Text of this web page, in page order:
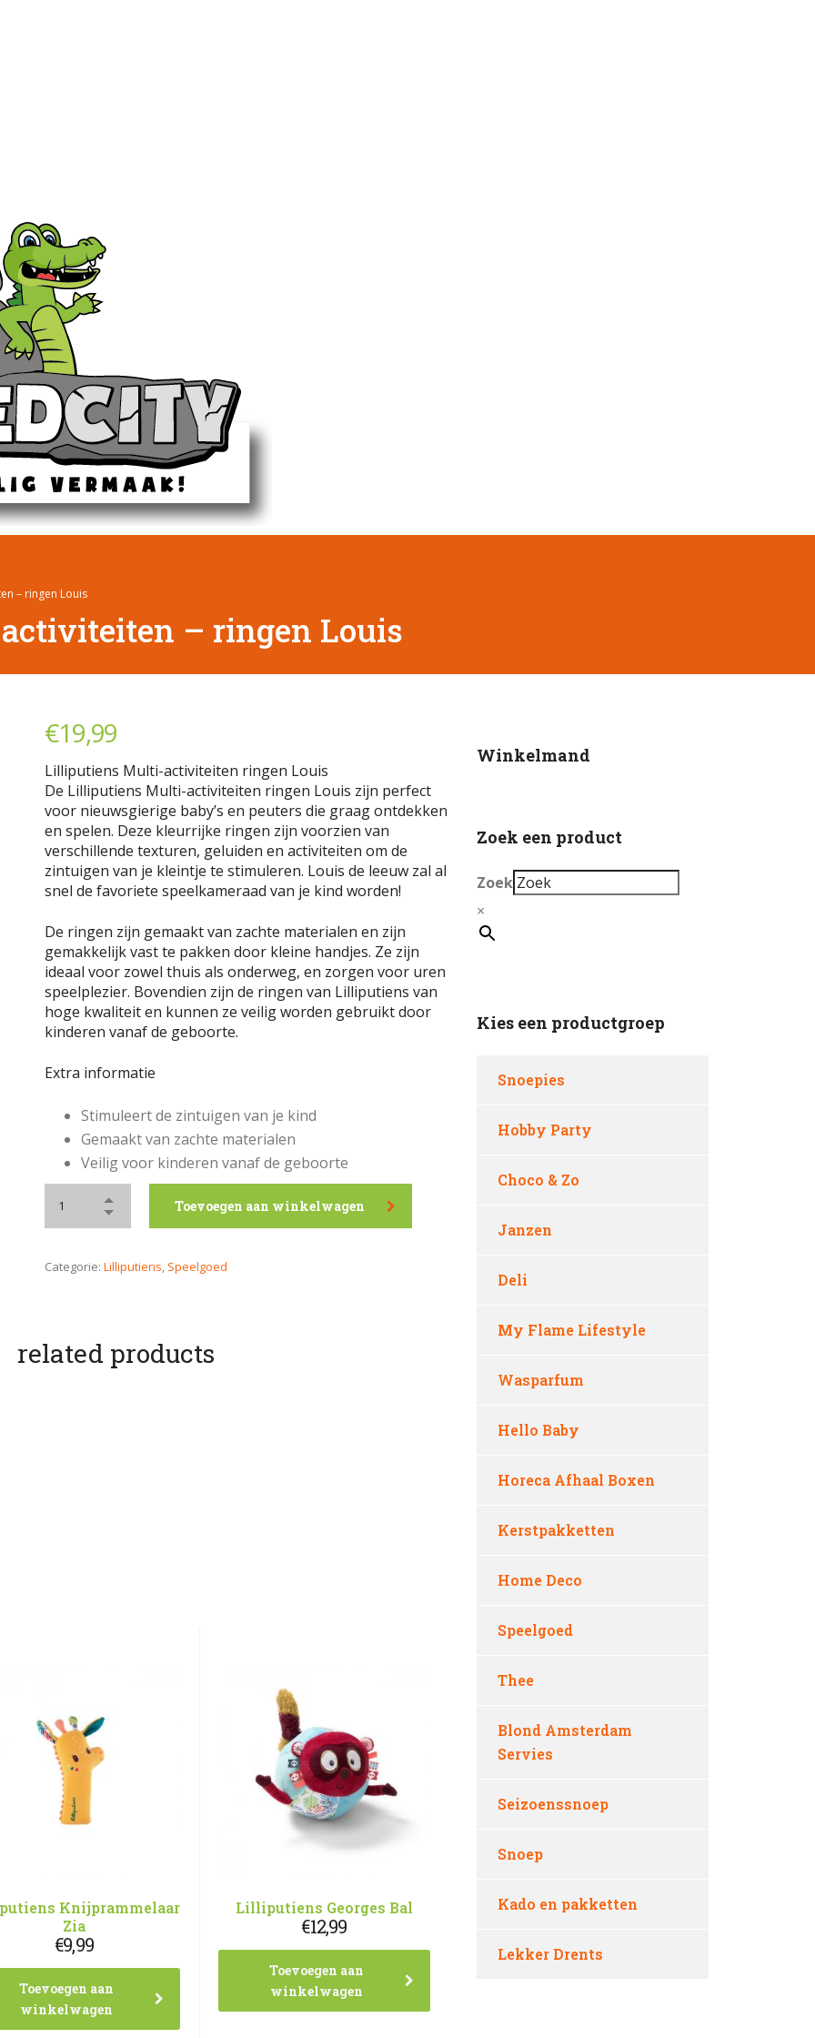
– ringen Louis
– ringen Louis
€19,99
Lilliputiens Multi-activiteiten ringen Louis
De Lilliputiens Multi-activiteiten ringen Louis zijn perfect
voor nieuwsgierige baby’s en peuters die graag ontdekken
en spelen. Deze kleurrijke ringen zijn voorzien van
verschillende texturen, geluiden en activiteiten om de
zintuigen van je kleintje te stimuleren. Louis de leeuw zal al
snel de favoriete speelkameraad van je kind worden!
De ringen zijn gemaakt van zachte materialen en zijn
gemakkelijk vast te pakken door kleine handjes. Ze zijn
ideaal voor zowel thuis als onderweg, en zorgen voor uren
speelplezier. Bovendien zijn de ringen van Lilliputiens van
hoge kwaliteit en kunnen ze veilig worden gebruikt door
kinderen vanaf de geboorte.
Extra informatie
Stimuleert de zintuigen van je kind
Gemaakt van zachte materialen
Veilig voor kinderen vanaf de geboorte
Toevoegen aan winkelwagen
Categorie: Lilliputiens, Speelgoed
related products
Knijprammelaar
Zia
€9,99
Toevoegen aan
winkelwagen
Lilliputiens Georges Bal
€12,99
Toevoegen aan
winkelwagen
Winkelmand
Zoek een product
Zoek
×
Kies een productgroep
Snoepies
Hobby Party
Choco & Zo
Janzen
Deli
My Flame Lifestyle
Wasparfum
Hello Baby
Horeca Afhaal Boxen
Kerstpakketten
Home Deco
Speelgoed
Thee
Blond Amsterdam
Servies
Seizoenssnoep
Snoep
Kado en pakketten
Lekker Drents